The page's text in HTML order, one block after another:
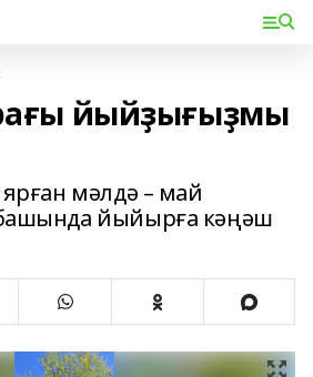
йыйҙығыҙмы
мәлдә – май
йыйырға кәңәш